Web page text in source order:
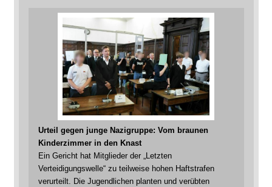
Urteil gegen junge Nazigruppe: Vom braunen
Kinderzimmer in den Knast
Ein Gericht hat Mitglieder der „Letzten
Verteidigungswelle“ zu teilweise hohen Haftstrafen
verurteilt. Die Jugendlichen planten und verübten